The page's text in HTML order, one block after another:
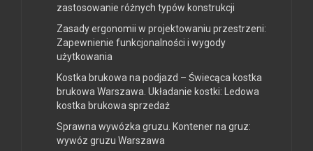
zastosowanie różnych typów konstrukcji
Zasady ergonomii w projektowaniu przestrzeni:
Zapewnienie funkcjonalności i wygody
użytkowania
Kostka brukowa na podjazd – Świecąca kostka
brukowa Warszawa. Układanie kostki: Ledowa
kostka brukowa sprzedaż
Sprawna wywózka gruzu. Kontener na gruz:
wywóz gruzu Warszawa